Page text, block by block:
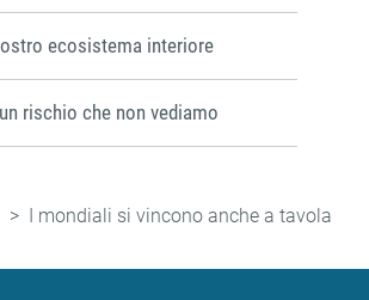
ecosistema interiore
rischio che non vediamo
I mondiali si vincono anche a tavola